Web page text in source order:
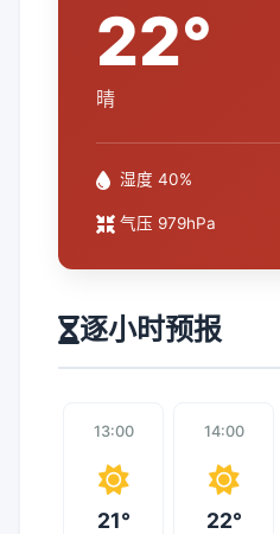
22°
晴
湿度 40%
气压 979hPa
逐小时预报
13:00
21°
14:00
22°